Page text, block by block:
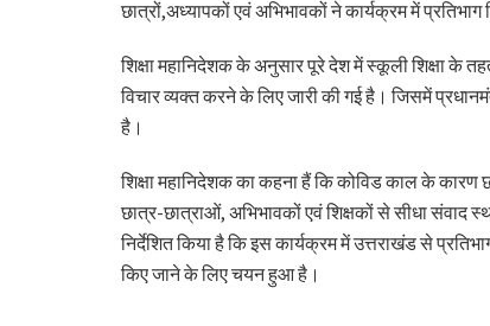
छात्रों,अध्यापकों एवं अभिभावकों ने कार्यक्रम में
शिक्षा महानिदेशक के अनुसार पूरे देश में स्कूली शिक्षा के
विचार व्यक्त करने के लिए जारी की गई है। जिसमें
है।
शिक्षा महानिदेशक का कहना हैं कि कोविड काल के
छात्र-छात्राओं, अभिभावकों एवं शिक्षकों से सीधा संवाद
निर्देशित किया है कि इस कार्यक्रम में उत्तराखंड से
किए जाने के लिए चयन हुआ है।